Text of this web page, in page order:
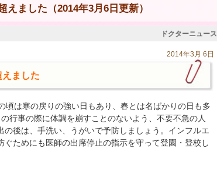
ました（2014年3月6日更新）
ドクターニュース
2014年3月 6日
ました
頃は寒の戻りの強い日もあり、春とは名ばかりの日も多
行事の際に体調を崩すことのないよう、不要不急の人
後は、手洗い、うがいで予防しましょう。インフルエ
ためにも医師の出席停止の指示を守って登園・登校し